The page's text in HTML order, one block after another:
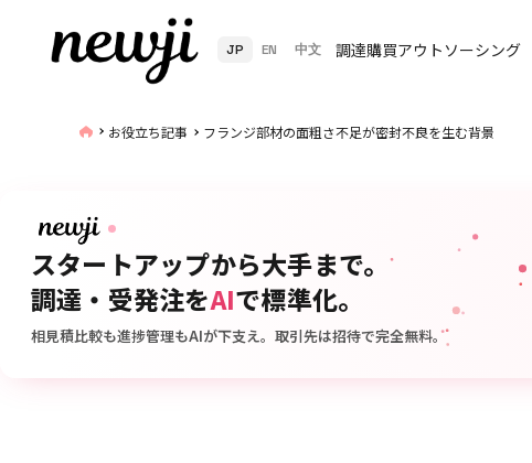
JP EN 中文 調達購買アウトソーシング
お役立ち記事 フランジ部材の面粗さ不足が密封不良を生む背景
スタートアップから大手まで。
調達・受発注をAIで標準化。
相見積比較も進捗管理もAIが下支え。取引先は招待で完全無料。